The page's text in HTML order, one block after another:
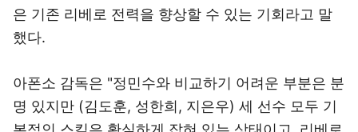
은 기존 리베로 전력을 향상할 수 있는 기회라고 말
했다.
아폰소 감독은 "정민수와 비교하기 어려운 부분은 분
명 있지만 (김도훈, 성한희, 지은우) 세 선수 모두 기